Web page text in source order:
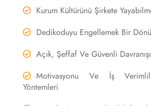
Kurum Kültürünü Şirkete
Dedikoduyu Engellemek Bir
Açık, Şeffaf Ve Güvenli
Motivasyonu Ve İş
Yöntemleri